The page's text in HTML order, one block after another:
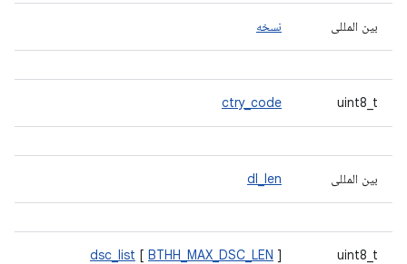
بین المللی نسخه
uint8_t
ctry_code
بین المللی dl_len
uint8_t
dsc_list [ BTHH_MAX_DSC_LEN ]